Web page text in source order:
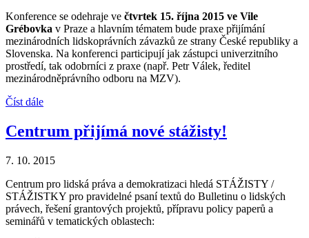
Konference se odehraje ve čtvrtek 15. října 2015 ve Vile
Grébovka v Praze a hlavním tématem bude praxe přijímání
mezinárodních lidskoprávních závazků ze strany České republiky a
Slovenska. Na konferenci participují jak zástupci univerzitního
prostředí, tak odobrníci z praxe (např. Petr Válek, ředitel
mezinárodněprávního odboru na MZV).
Číst dále
Centrum přijímá nové stážisty!
7. 10. 2015
Centrum pro lidská práva a demokratizaci hledá STÁŽISTY /
STÁŽISTKY pro pravidelné psaní textů do Bulletinu o lidských
právech, řešení grantových projektů, přípravu policy paperů a
seminářů v tematických oblastech: